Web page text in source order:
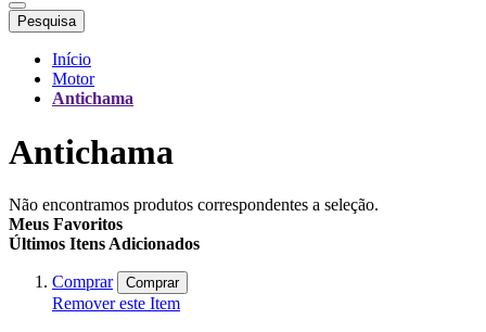
Pesquisa
Início
Motor
Antichama
Antichama
Não encontramos produtos correspondentes a seleção.
Meus Favoritos
Últimos Itens Adicionados
Comprar Comprar
Remover este Item